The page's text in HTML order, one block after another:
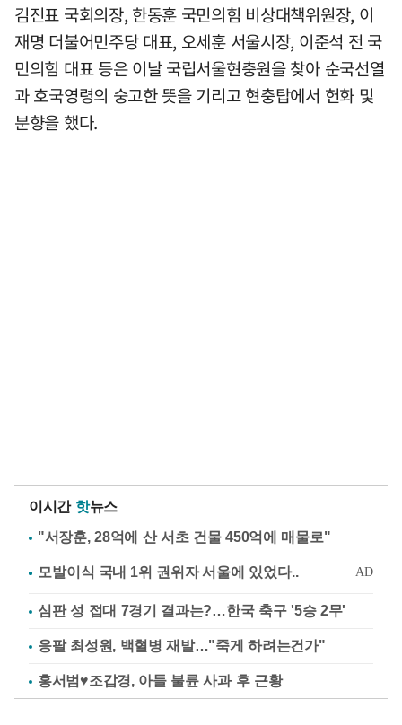
김진표 국회의장, 한동훈 국민의힘 비상대책위원장, 이
재명 더불어민주당 대표, 오세훈 서울시장, 이준석 전 국
민의힘 대표 등은 이날 국립서울현충원을 찾아 순국선열
과 호국영령의 숭고한 뜻을 기리고 현충탑에서 헌화 및
분향을 했다.
이시간 핫뉴스
"서장훈, 28억에 산 서초 건물 450억에 매물로"
심판 성 접대 7경기 결과는?…한국 축구 '5승 2무'
응팔 최성원, 백혈병 재발…"죽게 하려는건가"
홍서범♥조갑경, 아들 불륜 사과 후 근황